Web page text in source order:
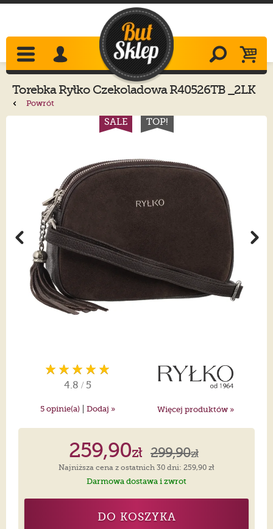
TorebkaRyłko Czekoladowa R40526TB _2LK
Powrót
SALE TOP!
4.8 / 5
5opinie(a)| Dodaj » Więcej produktów »
259,90zł 299,90zł
Najniższa cena z ostatnich 30 dni: 259,90 zł
Darmowa dostawa i zwrot
DO KOSZYKA